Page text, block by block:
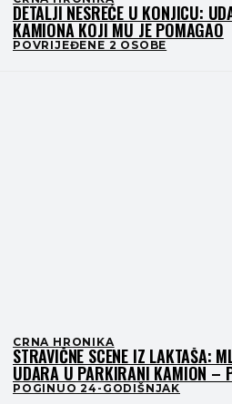
DETALJI NESREĆE U KONJICU:
KAMIONA KOJI MU JE POMAGAO
POVRIJEĐENE 2 OSOBE
CRNA HRONIKA
STRAVIČNE SCENE IZ LAKTAŠA:
UDARA U PARKIRANI KAMION –
SNIMKA SA NADZORNE KAMERE
POGINUO 24-GODIŠNJAK